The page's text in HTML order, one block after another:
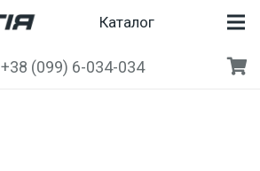
Каталог
+38 (099) 6-034-034